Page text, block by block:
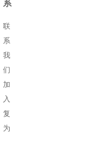
系
联
系
我
们
加
入
复
为